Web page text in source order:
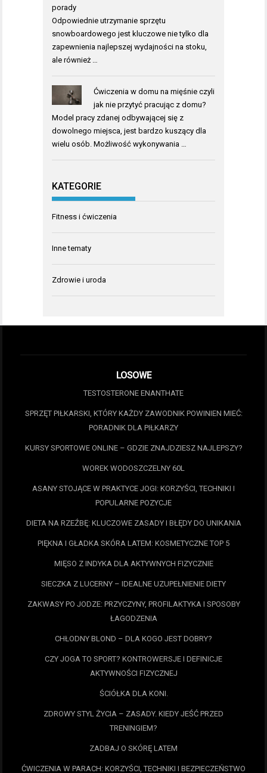
porady
Odpowiednie utrzymanie sprzętu
snowboardowego jest kluczowe nie tylko dla
zapewnienia najlepszej wydajności na stoku,
ale również …
Ćwiczenia w domu na mięśnie czyli
jak nie przytyć pracując z domu?
Model pracy zdanej odbywającej się z
dowolnego miejsca, jest bardzo kuszący dla
wielu osób. Możliwość wykonywania …
KATEGORIE
Fitness i ćwiczenia
Inne tematy
Zdrowie i uroda
LOSOWE
TESTOSTERONE ENANTHATE
SPRZĘT PIŁKARSKI, KTÓRY KAŻDY ZAWODNIK POWINIEN MIEĆ:
PORADNIK DLA PIŁKARZY
KURSY SPORTOWE ONLINE – GDZIE ZNAJDZIESZ NAJLEPSZY?
WOREK WODOSZCZELNY 60L
ASANY STOJĄCE W PRAKTYCE JOGI: KORZYŚCI, TECHNIKI I
POPULARNE POZYCJE
DIETA NA RZEŹBĘ: KLUCZOWE ZASADY I BŁĘDY DO UNIKANIA
PIĘKNA I GŁADKA SKÓRA LATEM: KOSMETYCZNE TOP 5
MIĘSO Z INDYKA DLA AKTYWNYCH FIZYCZNIE
SIECZKA Z LUCERNY – IDEALNE UZUPEŁNIENIE DIETY
ZAKWASY PO JODZE: PRZYCZYNY, PROFILAKTYKA I SPOSOBY
ŁAGODZENIA
CHŁODNY BLOND – DLA KOGO JEST DOBRY?
CZY JOGA TO SPORT? KONTROWERSJE I DEFINICJE
AKTYWNOŚCI FIZYCZNEJ
ŚCIÓŁKA DLA KONI.
ZDROWY STYL ŻYCIA – ZASADY. KIEDY JEŚĆ PRZED
TRENINGIEM?
ZADBAJ O SKÓRĘ LATEM
ĆWICZENIA W PARACH: KORZYŚCI, TECHNIKI I BEZPIECZEŃSTWO